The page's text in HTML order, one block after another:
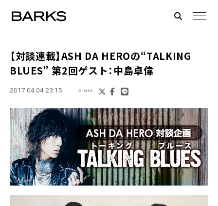
【対談連載】ASH DA HEROの“TALKING
BLUES” 第2回ゲスト：中島卓偉
2017.04.04 23:15 Share